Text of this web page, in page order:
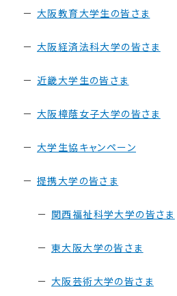
大阪教育大学生の皆さま
大阪経済法科大学の皆さま
近畿大学生の皆さま
大阪樟蔭女子大学の皆さま
大学生協キャンペーン
提携大学の皆さま
関西福祉科学大学の皆さま
東大阪大学の皆さま
大阪芸術大学の皆さま